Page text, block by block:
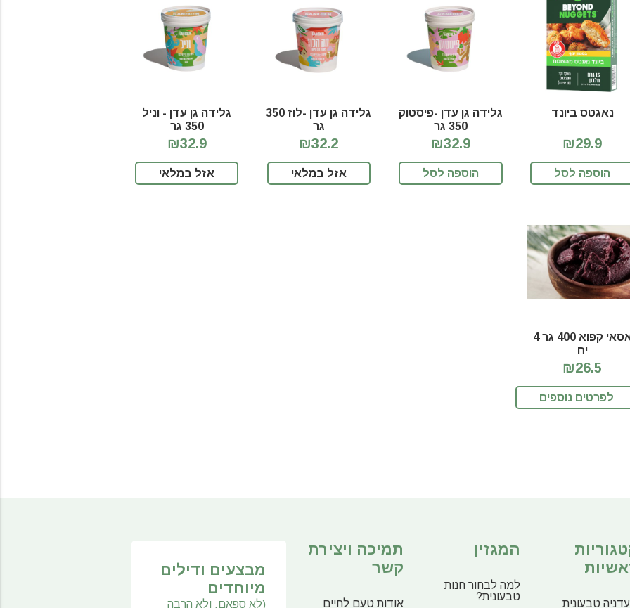
נאגטס ביונד
₪29.9
הוספה לסל
גלידה גן עדן -פיסטוק
350 גר
₪32.9
הוספה לסל
גלידה גן עדן -לוז 350
גר
₪32.2
אזל במלאי
גלידה גן עדן - וניל
350 גר
₪32.9
אזל במלאי
אסאי קפוא 400 גר 4
יח
₪26.5
לפרטים נוספים
טבעונית
המגזין
למה לבחור חנות
טבעונית?
תמיכה ויצירת
קשר
אודות טעם לחיים
מבצעים ודילים
מיוחדים
(לא ספאם, ולא הרבה